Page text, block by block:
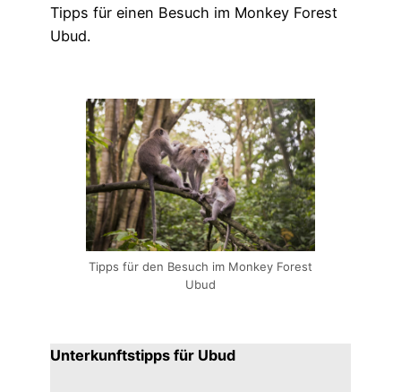
Tipps für einen Besuch im Monkey Forest
Ubud.
Tipps für den Besuch im Monkey Forest
Ubud
Unterkunftstipps für Ubud